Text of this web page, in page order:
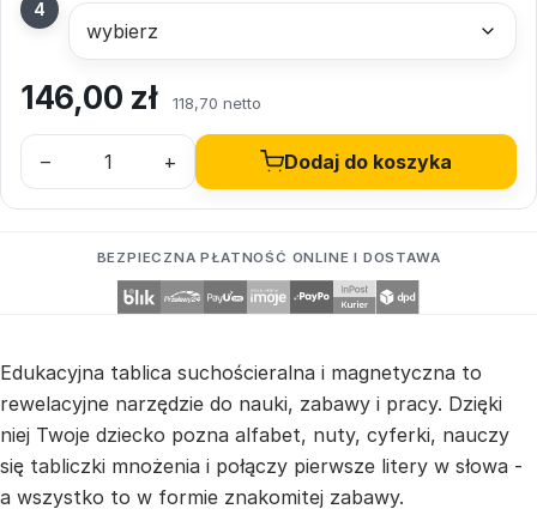
146,00 zł 118,70 netto
– + Dodaj do koszyka
BEZPIECZNA PŁATNOŚĆ ONLINE I DOSTAWA
Edukacyjna tablica suchościeralna i magnetyczna to
rewelacyjne narzędzie do nauki, zabawy i pracy. Dzięki
niej Twoje dziecko pozna alfabet, nuty, cyferki, nauczy
się tabliczki mnożenia i połączy pierwsze litery w słowa -
a wszystko to w formie znakomitej zabawy.